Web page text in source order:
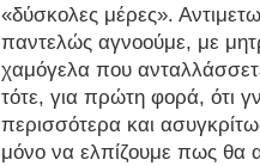
«δύσκολες μέρες».
παντελώς αγνοούμε, με
χαμόγελα που
τότε, για πρώτη φορά, ότι
περισσότερα και
μόνο να ελπίζουμε πως θα